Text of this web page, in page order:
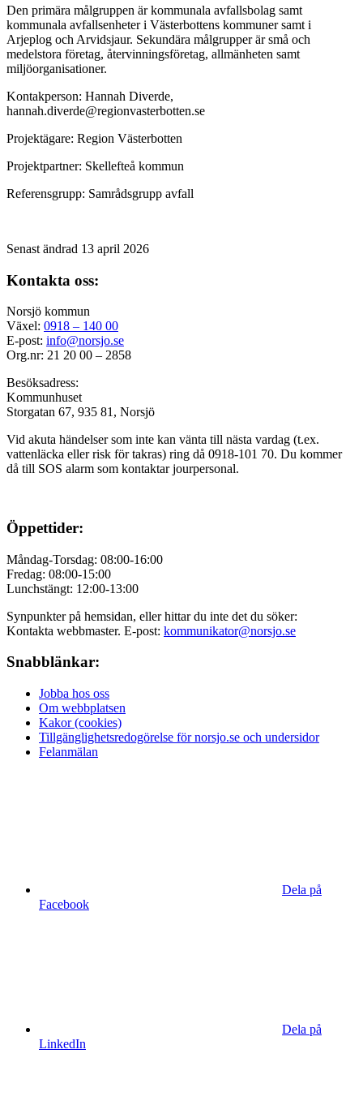
Den primära målgruppen är kommunala avfallsbolag samt
kommunala avfallsenheter i Västerbottens kommuner samt i
Arjeplog och Arvidsjaur. Sekundära målgrupper är små och
medelstora företag, återvinningsföretag, allmänheten samt
miljöorganisationer.
Kontakperson: Hannah Diverde,
hannah.diverde@regionvasterbotten.se
Projektägare: Region Västerbotten
Projektpartner: Skellefteå kommun
Referensgrupp: Samrådsgrupp avfall
Senast ändrad 13 april 2026
Kontakta oss:
Norsjö kommun
Växel: 0918 – 140 00
E-post: info@norsjo.se
Org.nr: 21 20 00 – 2858
Besöksadress:
Kommunhuset
Storgatan 67, 935 81, Norsjö
Vid akuta händelser som inte kan vänta till nästa vardag (t.ex.
vattenläcka ellerrisk för takras) ring då 0918-101 70. Du kommer
då till SOS alarm som kontaktar jourpersonal.
Öppettider:
Måndag-Torsdag: 08:00-16:00
Fredag: 08:00-15:00
Lunchstängt: 12:00-13:00
Synpunkter på hemsidan, eller hittar du inte det du söker:
Kontakta webbmaster. E-post: kommunikator@norsjo.se
Snabblänkar:
Jobba hos oss
Om webbplatsen
Kakor (cookies)
Tillgänglighetsredogörelse för norsjo.se och undersidor
Felanmälan
Dela på
Facebook
Dela på
LinkedIn